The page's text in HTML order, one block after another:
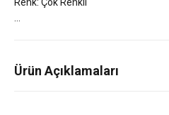
Ürün Açıklamaları